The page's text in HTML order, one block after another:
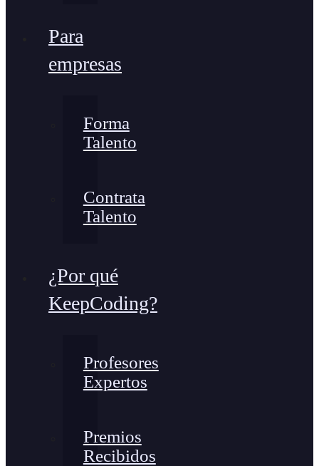
Para
empresas
Forma
Talento
Contrata
Talento
¿Por qué
KeepCoding?
Profesores
Expertos
Premios
Recibidos